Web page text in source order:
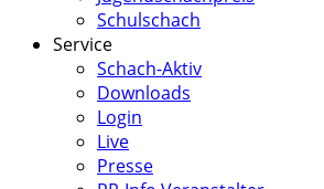
Schulschach
Service
Schach-Aktiv
Downloads
Login
Live
Presse